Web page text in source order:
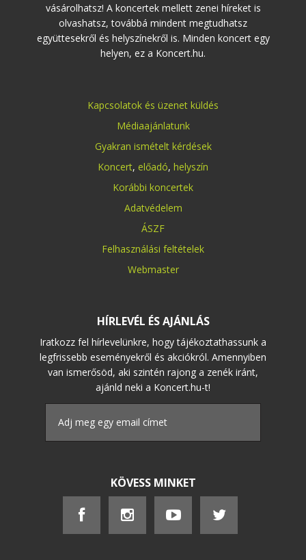
vásárolhatsz! A koncertek mellett zenei híreket is
olvashatsz, továbbá mindent megtudhatsz
együttesekről és helyszínekről is. Minden koncert egy
helyen, ez a Koncert.hu.
Kapcsolatok és üzenet küldés
Médiaajánlatunk
Gyakran ismételt kérdések
Koncert, előadó, helyszín
Korábbi koncertek
Adatvédelem
ÁSZF
Felhasználási feltételek
Webmaster
HÍRLEVÉL ÉS AJÁNLÁS
Iratkozz fel hírlevelünkre, hogy tájékoztathassunk a
legfrissebb eseményekről és akciókról. Amennyiben
van ismerősöd, aki szintén rajong a zenék iránt,
ajánld neki a Koncert.hu-t!
KÖVESS MINKET